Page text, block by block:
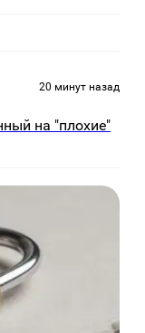
20 минут назад
на "плохие"